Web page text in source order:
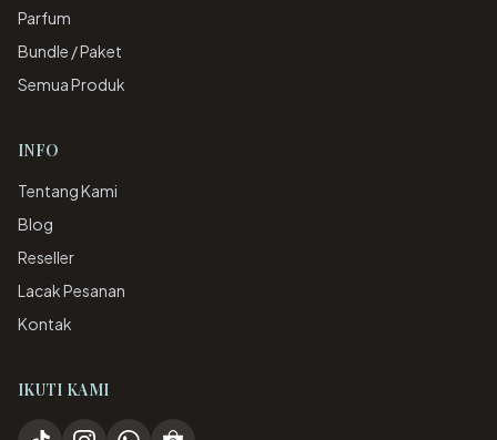
Parfum
Bundle / Paket
Semua Produk
INFO
Tentang Kami
Blog
Reseller
Lacak Pesanan
Kontak
IKUTI KAMI